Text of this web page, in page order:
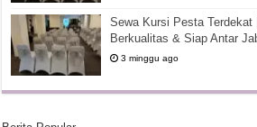
Sewa Kursi Pesta Terdekat
Berkualitas & Siap Antar
3 minggu ago